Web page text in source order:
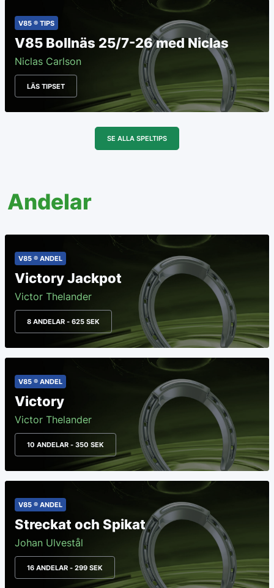
V85 ® TIPS
V85 Bollnäs 25/7-26 med Niclas
Niclas Carlson
LÄS TIPSET
SE ALLA SPELTIPS
Andelar
V85 ® ANDEL
Victory Jackpot
Victor Thelander
8 ANDELAR - 625 SEK
V85 ® ANDEL
Victory
Victor Thelander
10 ANDELAR - 350 SEK
V85 ® ANDEL
Streckat och Spikat
Johan Ulvestål
16 ANDELAR - 299 SEK